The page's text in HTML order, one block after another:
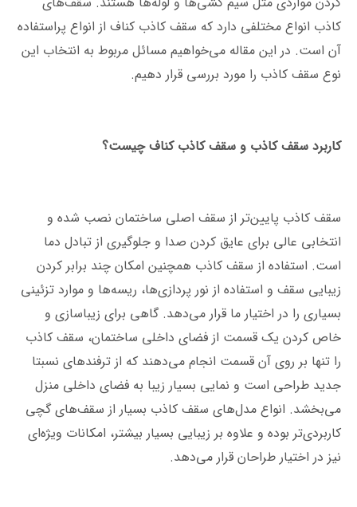
کاذب انواع مختلفی دارد که سقف کاذب کناف از انواع پراستفاده
آن است. در این مقاله می‌خواهیم مسائل مربوط به انتخاب این
نوع سقف کاذب را مورد بررسی قرار دهیم.
کاربرد سقف کاذب و سقف کاذب کناف چیست؟
سقف کاذب پایین‌تر از سقف اصلی ساختمان نصب شده و
انتخابی عالی برای عایق کردن صدا و جلوگیری از تبادل دما
است. استفاده از سقف کاذب همچنین امکان چند برابر کردن
زیبایی سقف و استفاده از نور پردازی‌ها، ریسه‌ها و موارد تزئینی
بسیاری را در اختیار ما قرار می‌دهد. گاهی برای زیباسازی و
خاص کردن یک قسمت از فضای داخلی ساختمان، سقف کاذب
را تنها بر روی آن قسمت انجام می‌دهند که از ترفندهای نسبتا
جدید طراحی است و نمایی بسیار زیبا به فضای داخلی منزل
می‌بخشد. انواع مدل‌های سقف کاذب بسیار از سقف‌های گچی
کاربردی‌تر بوده و علاوه بر زیبایی بسیار بیشتر، امکانات ویژه‌ای
نیز در اختیار طراحان قرار می‌دهد.